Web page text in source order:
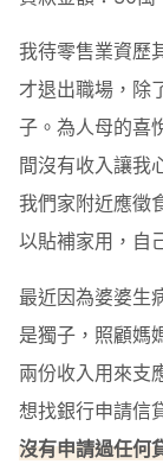
我待零售業資歷
才退出職場，除
子。為人母的喜
間沒有收入讓我
我們家附近應徵
以貼補家用，自
最近因為婆婆生
是獨子，照顧媽
兩份收入用來支
想找銀行申請信
沒有申請過任何